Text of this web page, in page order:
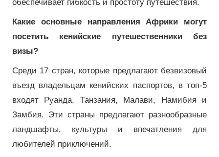
обеспечивает гибкость и простоту путешествия.
Какие основные направления Африки могут
посетить кенийские путешественники без
визы?
Среди 17 стран, которые предлагают безвизовый
въезд владельцам кенийских паспортов, в топ-5
входят Руанда, Танзания, Малави, Намибия и
Замбия. Эти страны предлагают разнообразные
ландшафты, культуры и впечатления для
любителей приключений.